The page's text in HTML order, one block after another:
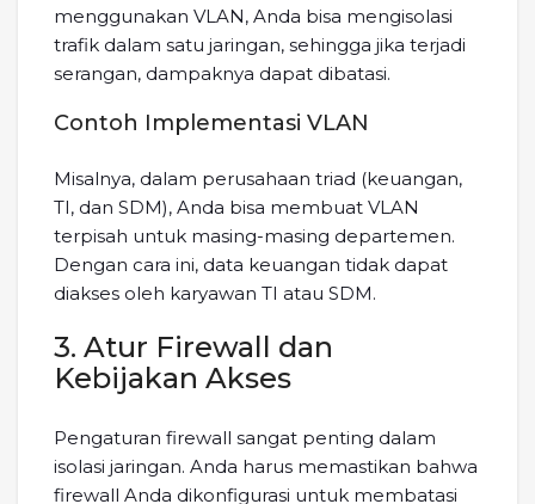
menggunakan VLAN, Anda bisa mengisolasi
trafik dalam satu jaringan, sehingga jika terjadi
serangan, dampaknya dapat dibatasi.
Contoh Implementasi VLAN
Misalnya, dalam perusahaan triad (keuangan,
TI, dan SDM), Anda bisa membuat VLAN
terpisah untuk masing-masing departemen.
Dengan cara ini, data keuangan tidak dapat
diakses oleh karyawan TI atau SDM.
3. Atur Firewall dan
Kebijakan Akses
Pengaturan firewall sangat penting dalam
isolasi jaringan. Anda harus memastikan bahwa
firewall Anda dikonfigurasi untuk membatasi